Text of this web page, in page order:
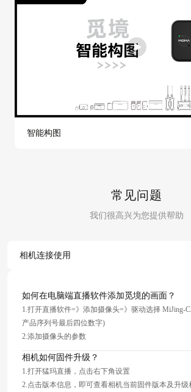
智能构图
常见问题
我们很高兴为您提供帮助
相机连接使用
如何在电脑端直播软件添加觅境的画面？
1.打开直播软件=》添加摄像头=》驱动选择
产品序列号最后四位数字)
2.添加摄像头的参数
相机如何固件升级？
1.打开猛玛直播，点击右下角设置
2.点击版本信息，即可查看相机当前固件版本及升级